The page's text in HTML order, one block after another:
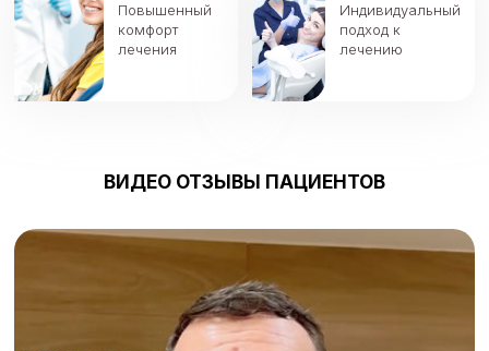
Повышенный
комфорт
лечения
Индивидуальный
подход к
лечению
ВИДЕО ОТЗЫВЫ ПАЦИЕНТОВ